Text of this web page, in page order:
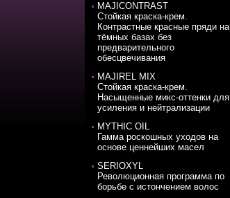
MAJICONTRAST
Стойкая краска-крем.
Контрастные красные пряди на
тёмных базах без
предварительного
обесцвечивания
MAJIREL MIX
Стойкая краска-крем.
Насыщенные микс-оттенки для
усиления и нейтрализации
MYTHIC OIL
Гамма роскошных уходов на
основе ценнейших масел
SERIOXYL
Революционная программа по
борьбе с истончением волос